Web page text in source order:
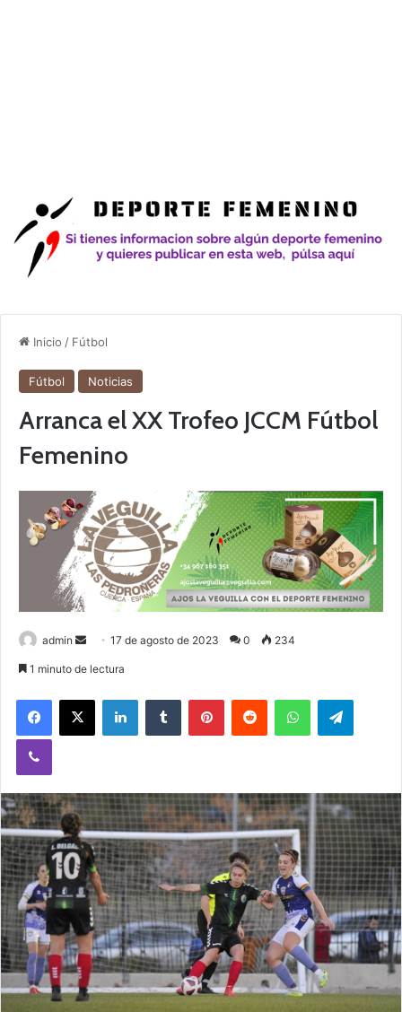
Inicio / Fútbol
Fútbol Noticias
Arranca el XX Trofeo JCCM Fútbol
Femenino
admin
e
m
a
i
l
17 de agosto de 2023 0 234
1 minuto de lectura